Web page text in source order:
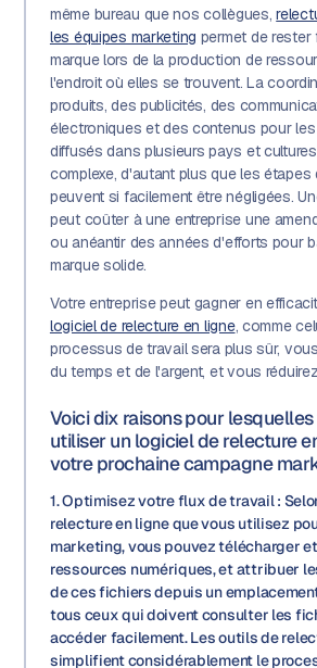
même bureau que nos collègues,
les équipes marketing permet de rester
marque lors de la production de
l'endroit où elles se trouvent. La
produits, des publicités, des
électroniques et des contenus pour
diffusés dans plusieurs pays et
complexe, d'autant plus que les étapes
peuvent si facilement être négligées.
peut coûter à une entreprise une
ou anéantir des années d'efforts pour
marque solide.
Votre entreprise peut gagner en
logiciel de relecture en ligne, comme
processus de travail sera plus sûr,
du temps et de l'argent, et vous
Voici dix raisons pour
utiliser un logiciel de relecture
votre prochaine campagne
1. Optimisez votre flux de travail :
relecture en ligne que vous utilisez
marketing, vous pouvez télécharger
ressources numériques, et attribuer
de ces fichiers depuis un
tous ceux qui doivent consulter les
accéder facilement. Les outils de
simplifient considérablement le